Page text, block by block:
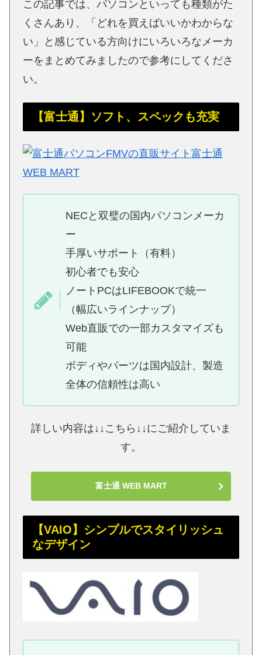
この記事では、パソコンといっても種類がた
くさんあり、「どれを買えばいいかわからな
い」と感じている方向けにいろいろなメーカ
ーをまとめてみましたので参考にしてくださ
い。
【富士通】ソフト、スペックも充実
NECと双璧の国内パソコンメーカ
ー
手厚いサポート（有料）
初心者でも安心
ノートPCはLIFEBOOKで統一
（幅広いラインナップ）
Web直販での一部カスタマイズも
可能
ボディやパーツは国内設計、製造
全体の信頼性は高い
詳しい内容は↓↓こちら↓↓にご紹介していま
す。
富士通 WEB MART
【VAIO】シンプルでスタイリッシュ
なデザイン